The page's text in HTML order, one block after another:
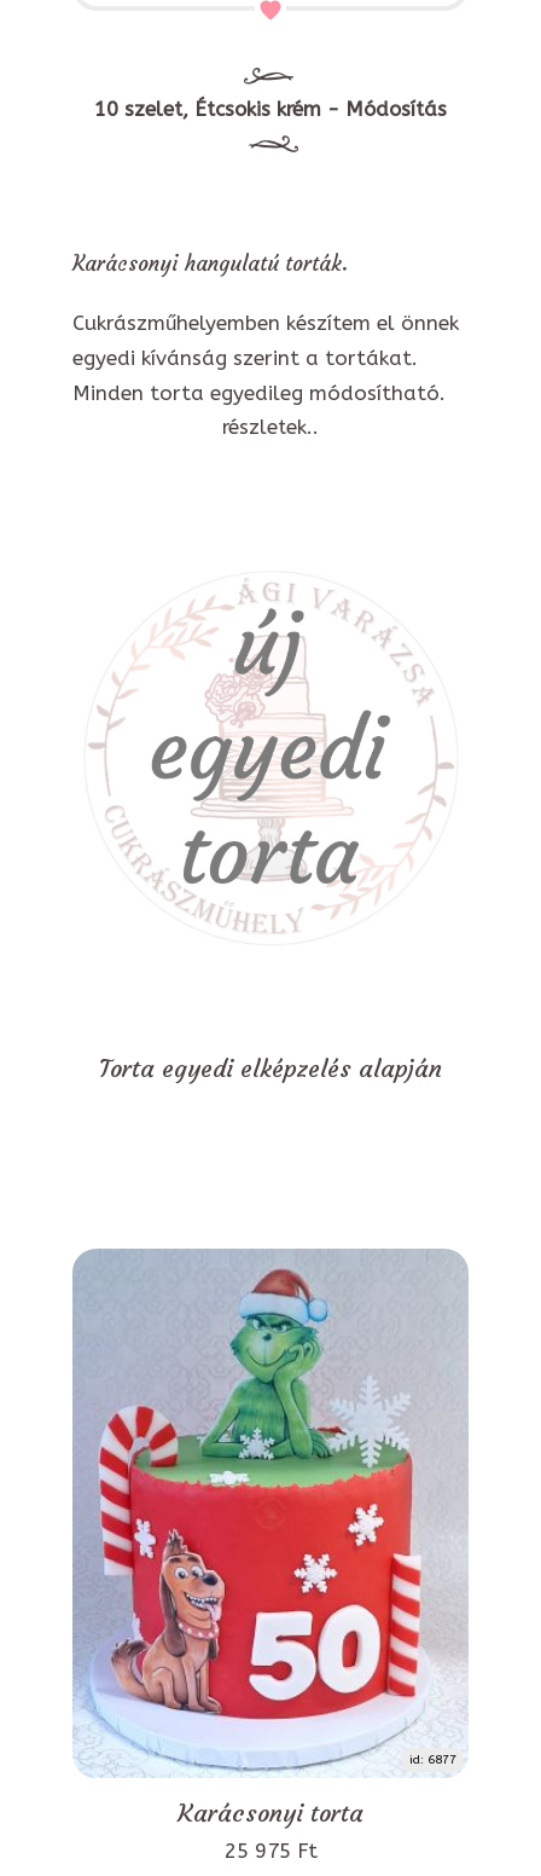
10 szelet, Étcsokis krém - Módosítás
Karácsonyi hangulatú torták.
Cukrászműhelyemben készítem el önnek
egyedi kívánság szerint a tortákat.
Minden torta egyedileg módosítható.
részletek..
Torta egyedi elképzelés alapján
id: 6877
Karácsonyi torta
25 975 Ft